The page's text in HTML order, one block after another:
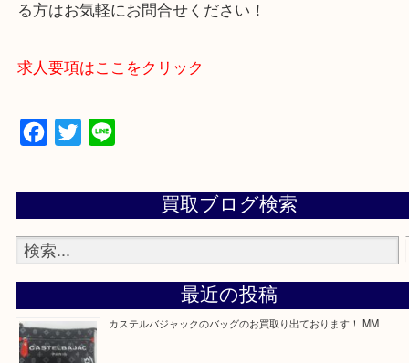
思っていただけるよう一点一点、丁寧に査定させ
ます！